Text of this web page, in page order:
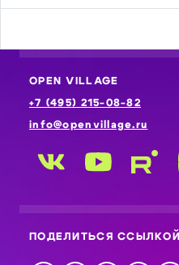
OPEN VILLAGE
+7 (495) 215-08-82
info@openvillage.ru
ПОДЕЛИТЬСЯ ССЫЛКОЙ